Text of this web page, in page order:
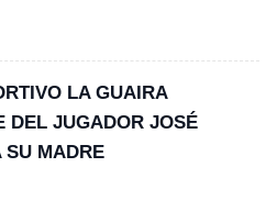
LA GUAIRA
DEL JUGADOR JOSÉ
SU MADRE